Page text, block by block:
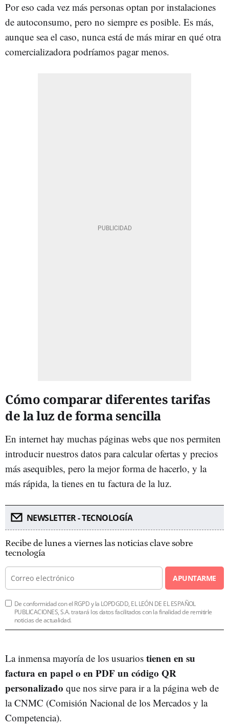
Por eso cada vez más personas optan por instalaciones
de autoconsumo, pero no siempre es posible. Es más,
aunque sea el caso, nunca está de más mirar en qué otra
comercializadora podríamos pagar menos.
Cómo comparar diferentes tarifas
de la luz de forma sencilla
En internet hay muchas páginas webs que nos permiten
introducir nuestros datos para calcular ofertas y precios
más asequibles, pero la mejor forma de hacerlo, y la
más rápida, la tienes en tu factura de la luz.
NEWSLETTER - TECNOLOGÍA
Recibe de lunes a viernes las noticias clave sobre
tecnología
APUNTARME
De conformidad con el RGPD y la LOPDGDD, EL LEÓN DE EL ESPAÑOL
PUBLICACIONES, S.A. tratará los datos facilitados con la finalidad de remitirle
noticias de actualidad.
La inmensa mayoría de los usuarios tienen en su
factura en papel o en PDF un código QR
personalizado que nos sirve para ir a la página web de
la CNMC (Comisión Nacional de los Mercados y la
Competencia).